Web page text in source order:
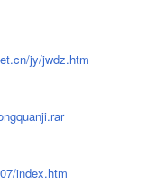
jy/jwdz.htm
index.htm